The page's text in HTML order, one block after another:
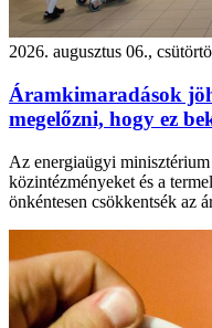
2026. augusztus 06.,
Áramkimaradások
megelőzni, hogy ez
Az energiaügyi
közintézményeket és a
önkéntesen csökkentsék az